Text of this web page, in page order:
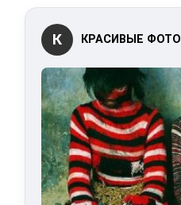
К КРАСИВЫЕ ФОТО